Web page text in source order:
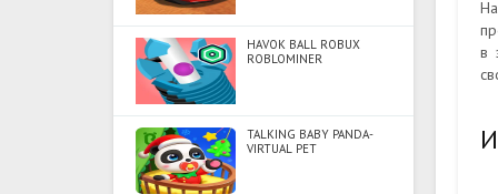
HAVOK BALL ROBUX
ROBLOMINER
TALKING BABY PANDA-
VIRTUAL PET
в